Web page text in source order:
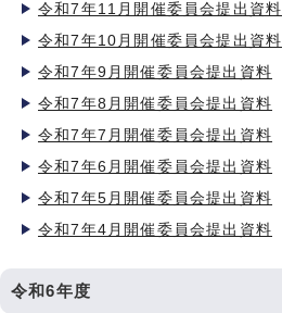
令和7年11月開催委員会提出資料
令和7年10月開催委員会提出資料
令和7年9月開催委員会提出資料
令和7年8月開催委員会提出資料
令和7年7月開催委員会提出資料
令和7年6月開催委員会提出資料
令和7年5月開催委員会提出資料
令和7年4月開催委員会提出資料
令和6年度